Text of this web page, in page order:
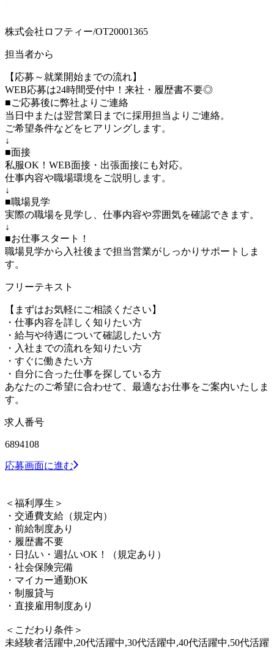
株式会社ロフティー/OT20001365
担当者から
【応募～就業開始までの流れ】
WEB応募は24時間受付中！来社・履歴書不要◎
■ご応募後に弊社よりご連絡
当日中または翌営業日までに採用担当よりご連絡。
ご希望条件などをヒアリングします。
↓
■面接
私服OK！WEB面接・出張面接にも対応。
仕事内容や職場環境をご説明します。
↓
■職場見学
実際の職場を見学し、仕事内容や雰囲気を確認できます。
↓
■お仕事スタート！
職場見学から入社後まで担当営業がしっかりサポートしま
す。
フリーテキスト
【まずはお気軽にご相談ください】
・仕事内容を詳しく知りたい方
・給与や待遇について確認したい方
・入社までの流れを知りたい方
・すぐに働きたい方
・自分に合った仕事を探している方
あなたのご希望に合わせて、最適なお仕事をご案内いたしま
す。
求人番号
6894108
応募画面に進む
＜福利厚生＞
・交通費支給（規定内）
・前給制度あり
・履歴書不要
・日払い・週払いOK！（規定あり）
・社会保険完備
・マイカー通勤OK
・制服貸与
・直接雇用制度あり
＜こだわり条件＞
未経験者活躍中,20代活躍中,30代活躍中,40代活躍中,50代活躍